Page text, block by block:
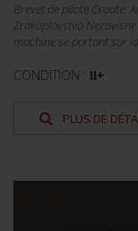
Brevet de pilote Croate.
Zrakoplovstvo
machine se portant sur la
CONDITION : II+
PLUS DE